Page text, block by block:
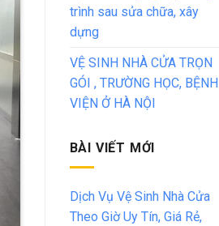
trình sau sửa chữa, xây
dựng
VỆ SINH NHÀ CỬA TRỌN
GÓI , TRƯỜNG HỌC, BỆNH
VIỆN Ở HÀ NỘI
BÀI VIẾT MỚI
Dịch Vụ Vệ Sinh Nhà Cửa
Theo Giờ Uy Tín, Giá Rẻ,